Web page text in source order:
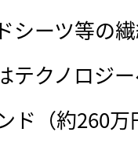
シーツ等の
テクノロジ
ド（約260